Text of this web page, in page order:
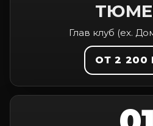
Глав клуб (ex.
ОТ 2 200